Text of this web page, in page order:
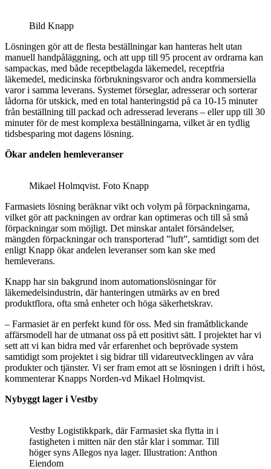
Bild Knapp
Lösningen gör att de flesta beställningar kan hanteras helt utan
manuell handpåläggning, och att upp till 95 procent av ordrarna kan
sampackas, med både receptbelagda läkemedel, receptfria
läkemedel, medicinska förbrukningsvaror och andra kommersiella
varor i samma leverans. Systemet förseglar, adresserar och sorterar
lådorna för utskick, med en total hanteringstid på ca 10-15 minuter
från beställning till packad och adresserad leverans – eller upp till 30
minuter för de mest komplexa beställningarna, vilket är en tydlig
tidsbesparing mot dagens lösning.
Ökar andelen hemleveranser
Mikael Holmqvist. Foto Knapp
Farmasiets lösning beräknar vikt och volym på förpackningarna,
vilket gör att packningen av ordrar kan optimeras och till så små
förpackningar som möjligt. Det minskar antalet försändelser,
mängden förpackningar och transporterad ”luft”, samtidigt som det
enligt Knapp ökar andelen leveranser som kan ske med
hemleverans.
Knapp har sin bakgrund inom automationslösningar för
läkemedelsindustrin, där hanteringen utmärks av en bred
produktflora, ofta små enheter och höga säkerhetskrav.
– Farmasiet är en perfekt kund för oss. Med sin framåtblickande
affärsmodell har de utmanat oss på ett positivt sätt. I projektet har vi
sett att vi kan bidra med vår erfarenhet och beprövade system
samtidigt som projektet i sig bidrar till vidareutvecklingen av våra
produkter och tjänster. Vi ser fram emot att se lösningen i drift i höst,
kommenterar Knapps Norden-vd Mikael Holmqvist.
Nybyggt lager i Vestby
Vestby Logistikkpark, där Farmasiet ska flytta in i
fastigheten i mitten när den står klar i sommar. Till
höger syns Allegos nya lager. Illustration: Anthon
Eiendom